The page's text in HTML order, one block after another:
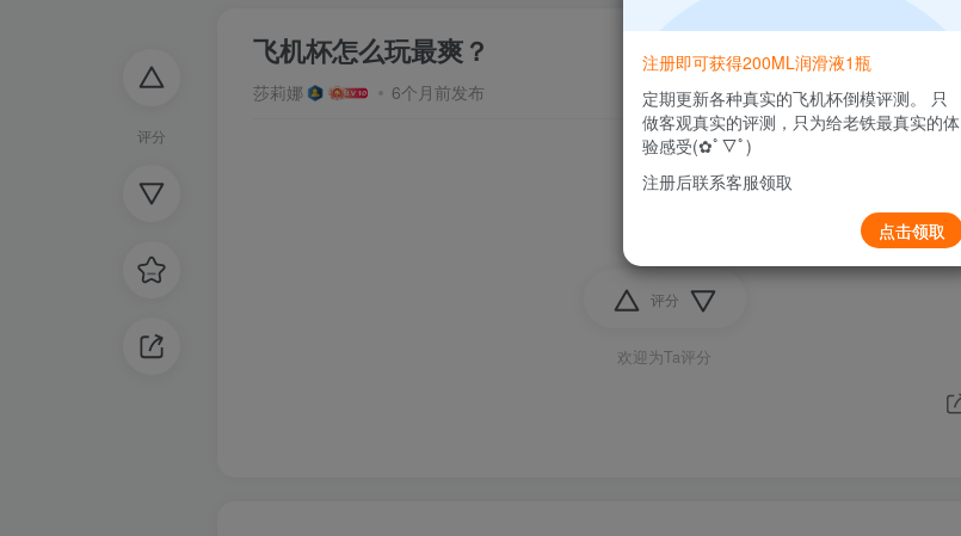
评分
飞机杯怎么玩最爽？
莎莉娜 6个月前发布
评分
欢迎为Ta评分
注册即可获得200ML润滑液1瓶
定期更新各种真实的飞机杯倒模评测。 只
做客观真实的评测，只为给老铁最真实的体
验感受(✿ﾟ▽ﾟ)
注册后联系客服领取
点击领取